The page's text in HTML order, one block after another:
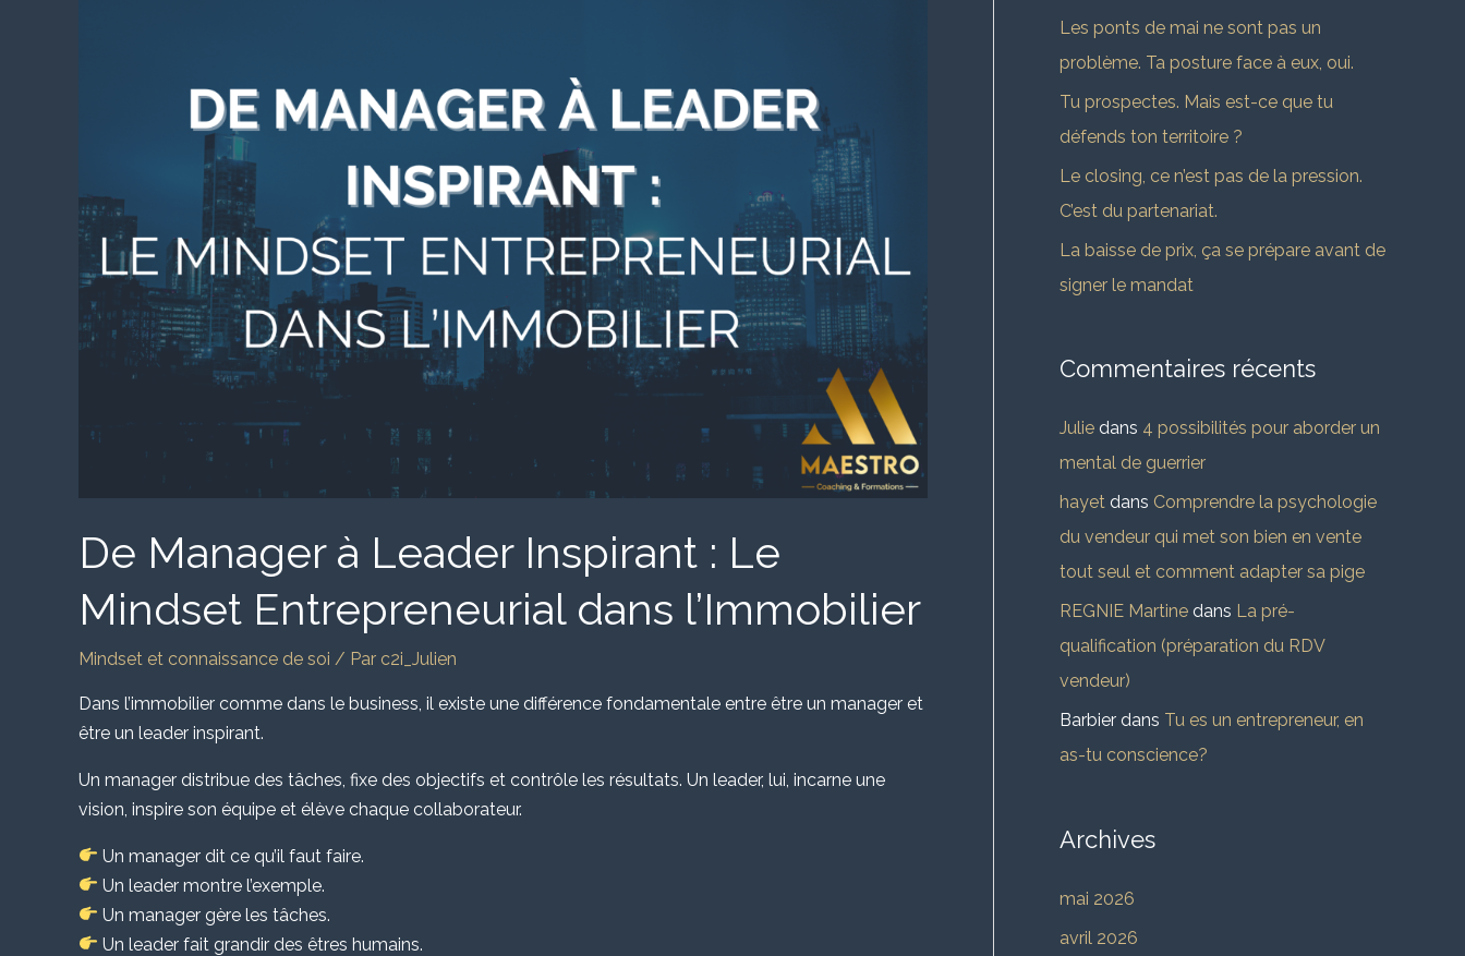
De Manager à Leader Inspirant : Le
Mindset Entrepreneurial dans l’Immobilier
Mindset et connaissance de soi / Par c2i_Julien
Dans l’immobilier comme dans le business, il existe une différence fondamentale entre être un manager et
être un leader inspirant.
Un manager distribue des tâches, fixe des objectifs et contrôle les résultats. Un leader, lui, incarne une
vision, inspire son équipe et élève chaque collaborateur.
Un manager dit ce qu’il faut faire.
Un leader montre l’exemple.
Un manager gère les tâches.
Un leader fait grandir des êtres humains.
e
Les ponts de mai ne sont pas un
problème. Ta posture face à eux, oui.
Tu prospectes. Mais est-ce que tu
défends ton territoire ?
Le closing, ce n’est pas de la pression.
C’est du partenariat.
La baisse de prix, ça se prépare avant de
signer le mandat
Commentaires récents
Julie dans 4 possibilités pour aborder un
mental de guerrier
hayet dans Comprendre la psychologie
du vendeur qui met son bien en vente
tout seul et comment adapter sa pige
REGNIE Martine dans La pré-
qualification (préparation du RDV
vendeur)
Barbier dans Tu es un entrepreneur, en
as-tu conscience?
Archives
mai 2026
avril 2026